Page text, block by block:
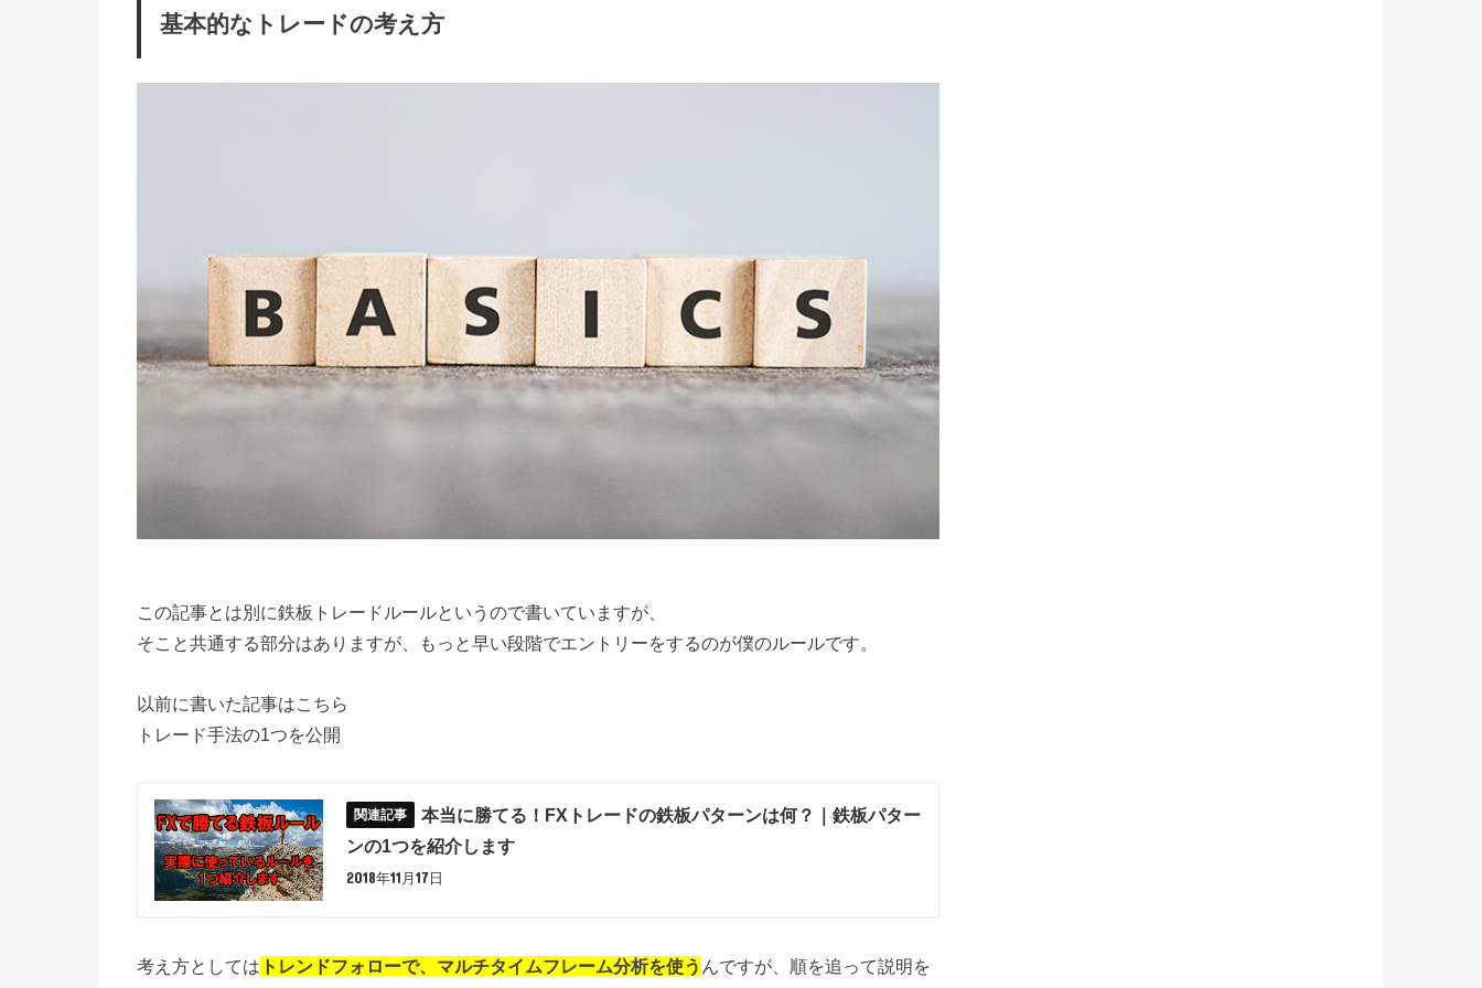
基本的なトレードの考え方
この記事とは別に鉄板トレードルールというので書いていますが、
そこと共通する部分はありますが、もっと早い段階でエントリーをするのが僕のルールです。
以前に書いた記事はこちら
トレード手法の1つを公開
本当に勝てる！FXトレードの鉄板パターンは何？｜鉄板パター
ンの1つを紹介します
2018年11月17日
考え方としては トレンドフォローで、マルチタイムフレーム分析を使う んですが、順を追って説明を